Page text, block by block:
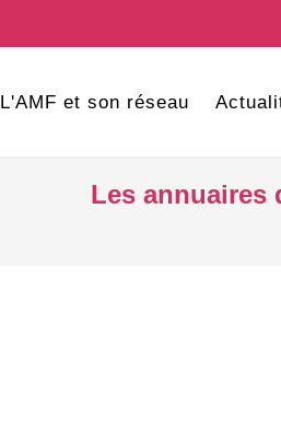
L'AMF et son réseau
Les annuaires